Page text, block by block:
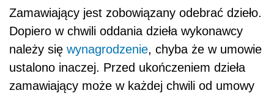
Zamawiający jest zobowiązany odebrać dzieło.
Dopiero w chwili oddania dzieła wykonawcy
należy się wynagrodzenie, chyba że w umowie
ustalono inaczej. Przed ukończeniem dzieła
zamawiający może w każdej chwili od umowy